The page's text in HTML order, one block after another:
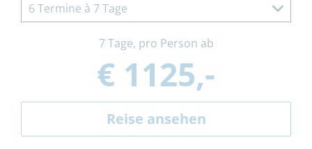
6 Termine à 7 Tage
7 Tage, pro Person ab
€ 1125,-
Reise ansehen